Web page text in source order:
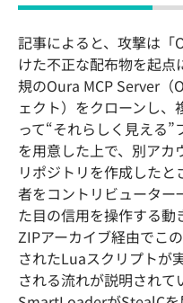
記事によると、攻撃は「
けた不正な配布物を起点
規のOura MCP Server（
ェクト）をクローンし
って“それらしく見える
を用意した上で、別アカ
リポジトリを作成した
者をコントリビューター
た目の信用を操作する動
ZIPアーカイブ経由でこ
されたLuaスクリプトが
される流れが説明されて